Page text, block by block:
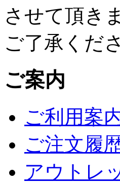
させて頂き
ご了承くだ
ご案内
ご利用案
ご注文履
アウトレ